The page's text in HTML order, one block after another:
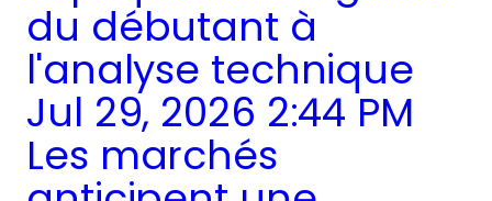
du débutant à
l'analyse technique
Jul 29, 2026 2:44 PM
Les marchés